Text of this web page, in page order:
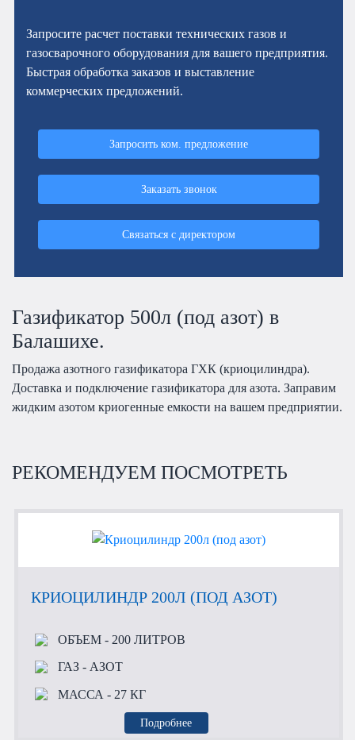
Запросите расчет поставки технических газов и
газосварочного оборудования для вашего предприятия.
Быстрая обработка заказов и выставление
коммерческих предложений.
Запросить ком. предложение
Заказать звонок
Связаться с директором
Газификатор 500л (под азот) в
Балашихе.
Продажа азотного газификатора ГХК (криоцилиндра).
Доставка и подключение газификатора для азота. Заправим
жидким азотом криогенные емкости на вашем предприятии.
РЕКОМЕНДУЕМ ПОСМОТРЕТЬ
КРИОЦИЛИНДР 200Л (ПОД АЗОТ)
ОБЪЕМ- 200 ЛИТРОВ
ГАЗ- АЗОТ
МАССА - 27 КГ
Подробнее